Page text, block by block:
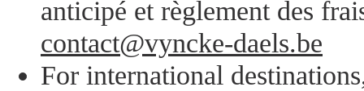
anticipé et règlement des
contact@vyncke-daels.be
For international